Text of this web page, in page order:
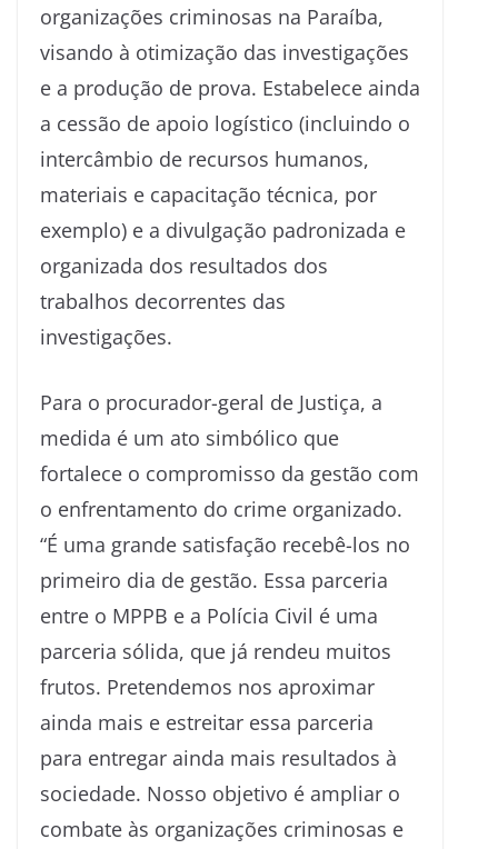
organizações criminosas na Paraíba,
visando à otimização das investigações
e a produção de prova. Estabelece ainda
a cessão de apoio logístico (incluindo o
intercâmbio de recursos humanos,
materiais e capacitação técnica, por
exemplo) e a divulgação padronizada e
organizada dos resultados dos
trabalhos decorrentes das
investigações.
Para o procurador-geral de Justiça, a
medida é um ato simbólico que
fortalece o compromisso da gestão com
o enfrentamento do crime organizado.
“É uma grande satisfação recebê-los no
primeiro dia de gestão. Essa parceria
entre o MPPB e a Polícia Civil é uma
parceria sólida, que já rendeu muitos
frutos. Pretendemos nos aproximar
ainda mais e estreitar essa parceria
para entregar ainda mais resultados à
sociedade. Nosso objetivo é ampliar o
combate às organizações criminosas e